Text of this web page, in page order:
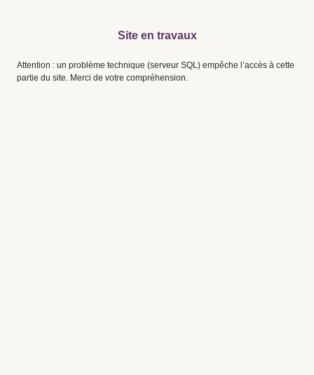
Site en travaux
Attention : un problème technique (serveur SQL) empêche l’accès à cette
partie du site. Merci de votre compréhension.